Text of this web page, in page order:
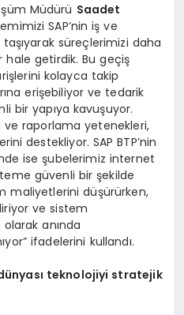
Müdürü Saadet
SAP’nin iş ve
süreçlerimizi daha
hale getirdik. Bu geçiş
kolayca takip
erişebiliyor ve tedarik
bir yapıya kavuşuyor.
ve raporlama yetenekleri,
destekliyor. SAP BTP’nin
ise şubelerimiz internet
güvenli bir şekilde
maliyetlerini düşürürken,
ve sistem
anında
ifadelerini kullandı.
teknolojiyi stratejik